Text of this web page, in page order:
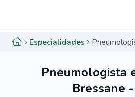
Especialidades
Pneumologista
Bressane